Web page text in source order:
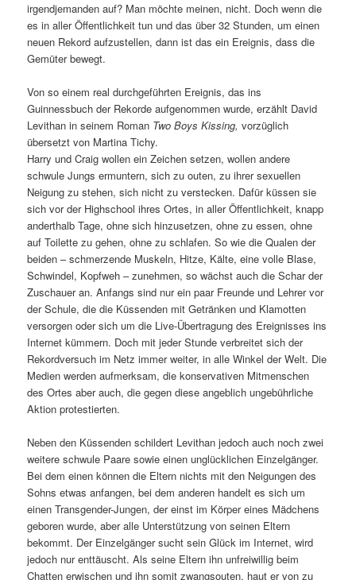
irgendjemanden auf? Man möchte meinen, nicht. Doch wenn die
es in aller Öffentlichkeit tun und das über 32 Stunden, um einen
neuen Rekord aufzustellen, dann ist das ein Ereignis, dass die
Gemüter bewegt.
Von so einem real durchgeführten Ereignis, das ins
Guinnessbuch der Rekorde aufgenommen wurde, erzählt David
Levithan in seinem Roman Two Boys Kissing,vorzüglich
übersetzt von Martina Tichy.
Harry und Craig wollen ein Zeichen setzen, wollen andere
schwule Jungs ermuntern, sich zu outen, zu ihrer sexuellen
Neigung zu stehen, sich nicht zu verstecken. Dafür küssen sie
sich vor der Highschool ihres Ortes, in aller Öffentlichkeit, knapp
anderthalb Tage, ohne sich hinzusetzen, ohne zu essen, ohne
auf Toilette zu gehen, ohne zu schlafen. So wie die Qualen der
beiden – schmerzende Muskeln, Hitze, Kälte, eine volle Blase,
Schwindel, Kopfweh – zunehmen, so wächst auch die Schar der
Zuschauer an. Anfangs sind nur ein paar Freunde und Lehrer vor
der Schule, die die Küssenden mit Getränken und Klamotten
versorgen oder sich um die Live-Übertragung des Ereignisses ins
Internet kümmern. Doch mit jeder Stunde verbreitet sich der
Rekordversuch im Netz immer weiter, in alle Winkel der Welt. Die
Medien werden aufmerksam, die konservativen Mitmenschen
des Ortes aber auch, die gegen diese angeblich ungebührliche
Aktion protestierten.
Neben den Küssenden schildert Levithan jedoch auch noch zwei
weitere schwule Paare sowie einen unglücklichen Einzelgänger.
Bei dem einen können die Eltern nichts mit den Neigungen des
Sohns etwas anfangen, bei dem anderen handelt es sich um
einen Transgender-Jungen, der einst im Körper eines Mädchens
geboren wurde, aber alle Unterstützung von seinen Eltern
bekommt. Der Einzelgänger sucht sein Glück im Internet, wird
jedoch nur enttäuscht. Als seine Eltern ihn unfreiwillig beim
Chatten erwischen und ihn somit zwangsouten, haut er von zu